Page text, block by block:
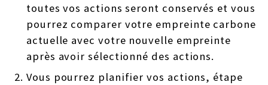
toutes vos actions seront conservés et vous
pourrez comparer votre empreinte carbone
actuelle avec votre nouvelle empreinte
après avoir sélectionné des actions.
Vous pourrez planifier vos actions, étape